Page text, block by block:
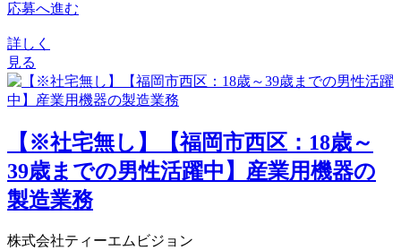
応募へ進む
詳しく
見る
【※社宅無し】【福岡市西区：18歳～
39歳までの男性活躍中】産業用機器の
製造業務
株式会社ティーエムビジョン